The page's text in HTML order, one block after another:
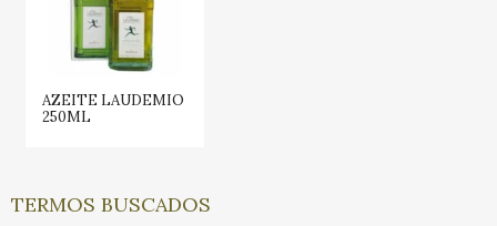
AZEITE LAUDEMIO
250ML
TERMOS BUSCADOS